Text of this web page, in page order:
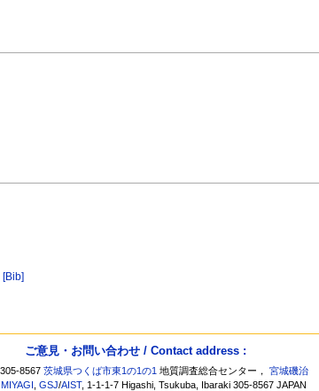
[Bib]
ご意見・お問い合わせ / Contact address :
8567茨城県つくば市東1の1の1 地質調査総合センター，宮城磯治
,GSJ/AIST, 1-1-1-7 Higashi, Tsukuba, Ibaraki 305-8567 JAPAN